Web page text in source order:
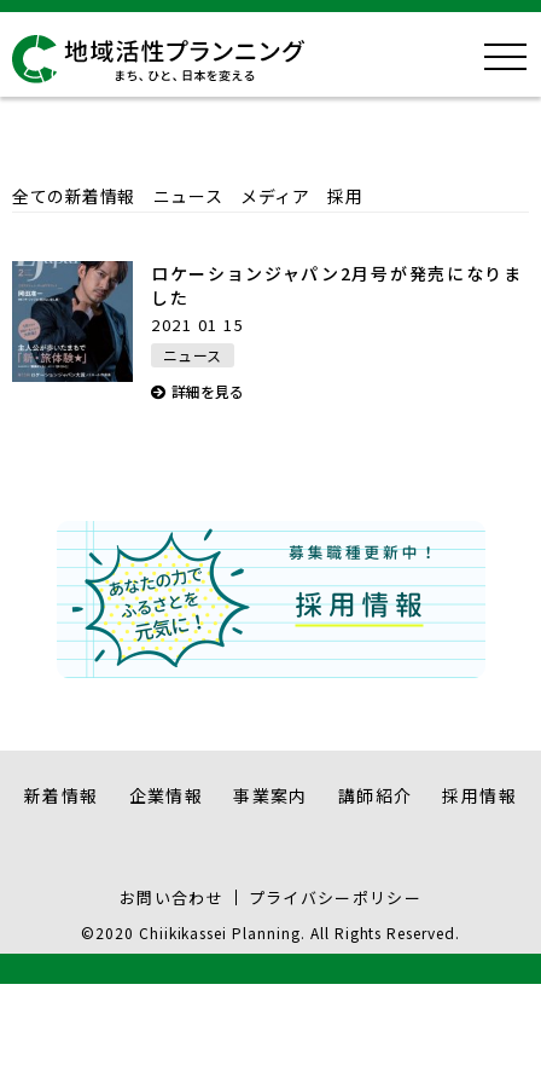
News
全ての新着情報 ニュース メディア 採用
ロケーションジャパン2月号が発売になりま
した
2021 01 15
ニュース
詳細を見る
新着情報 企業情報 事業案内 講師紹介 採用情報
お問い合わせ プライバシーポリシー
©2020 Chiikikassei Planning. All Rights Reserved.